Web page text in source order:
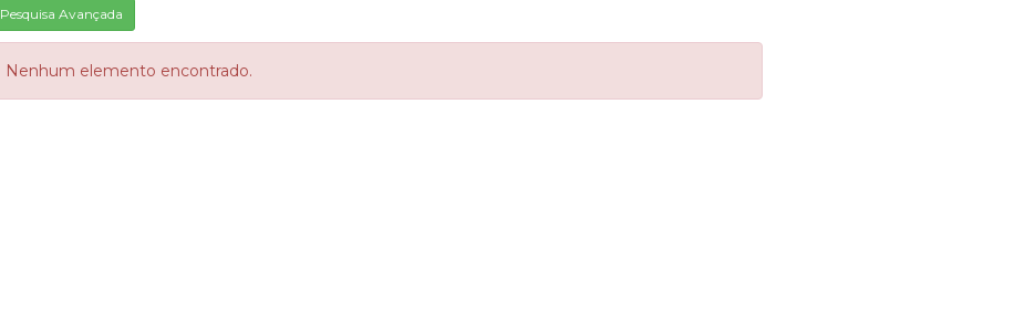
Pesquisa Avançada
Nenhum elemento encontrado.